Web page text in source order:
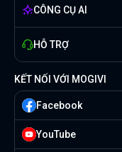
CÔNG CỤ AI
HỖ TRỢ
KẾT NỐI VỚI MOGIVI
Facebook
YouTube